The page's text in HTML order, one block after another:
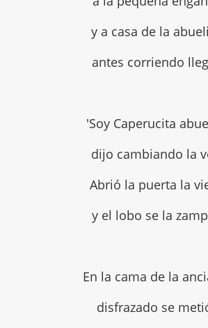
y a casa de la
antes corriendo
'Soy Caperucita
dijo cambiando la
Abrió la puerta la
y el lobo se la
En la cama de la
disfrazado se